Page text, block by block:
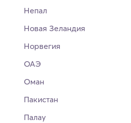
Непал
Новая Зеландия
Норвегия
ОАЭ
Оман
Пакистан
Палау